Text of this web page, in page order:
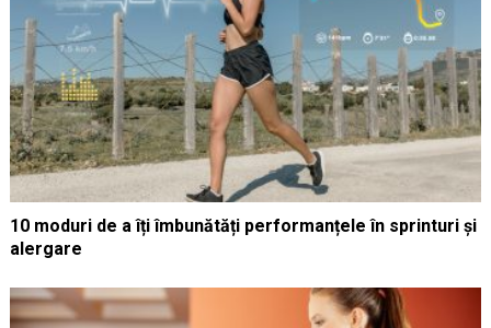
10 moduri de a îți îmbunătăți performanțele în sprinturi și
alergare